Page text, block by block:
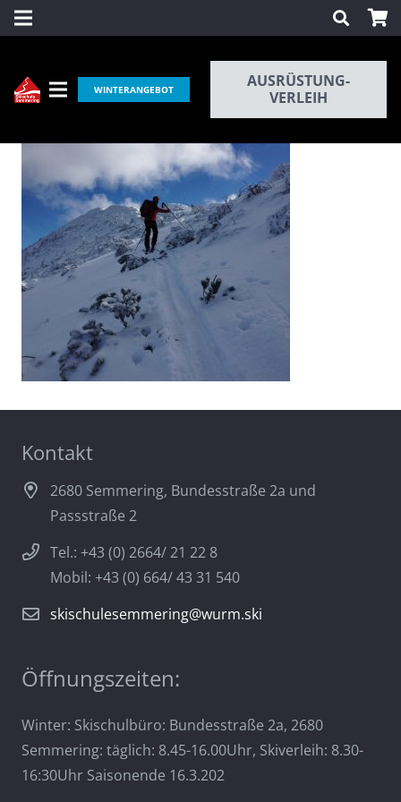
WINTERANGEBOT
AUSRÜSTUNG-
VERLEIH
Kontakt
2680 Semmering, Bundesstraße 2a und
Passstraße 2
Tel.: +43 (0) 2664/ 21 22 8
Mobil: +43 (0) 664/ 43 31 540
skischulesemmering@wurm.ski
Öffnungszeiten:
Winter: Skischulbüro: Bundesstraße 2a, 2680
Semmering: täglich: 8.45-16.00Uhr, Skiverleih: 8.30-
16:30Uhr Saisonende 16.3.202